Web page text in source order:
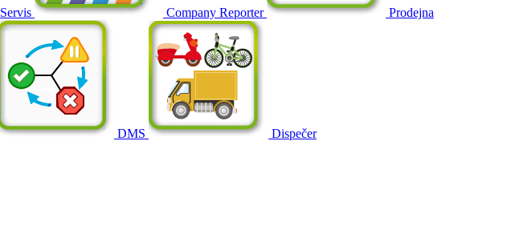
Servis Company Reporter Prodejna
DMS
Dispečer